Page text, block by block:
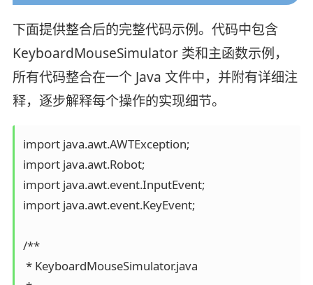
下面提供整合后的完整代码示例。代码中包含
KeyboardMouseSimulator 类和主函数示例，
所有代码整合在一个 Java 文件中，并附有详细注
释，逐步解释每个操作的实现细节。
import java.awt.AWTException;
import java.awt.Robot;
import java.awt.event.InputEvent;
import java.awt.event.KeyEvent;
/**
* KeyboardMouseSimulator.java